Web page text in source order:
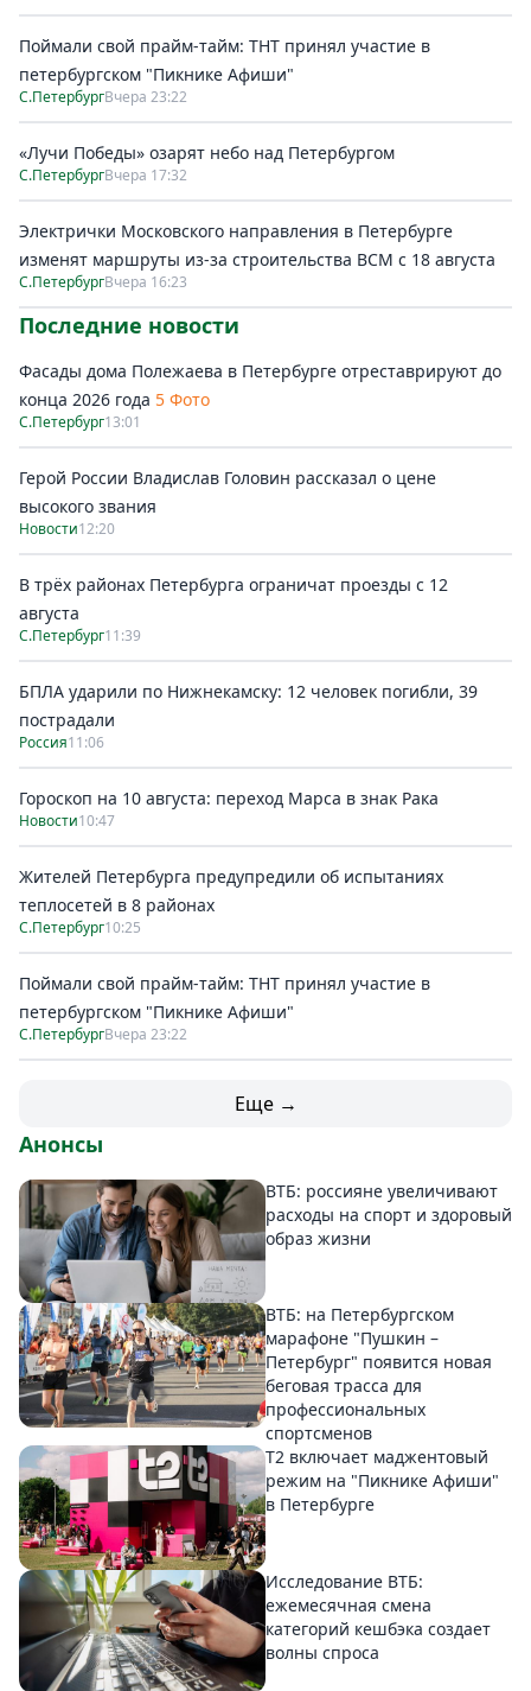
Поймали свой прайм-тайм: ТНТ принял участие в
петербургском "Пикнике Афиши"
С.ПетербургВчера 23:22
«Лучи Победы» озарят небо над Петербургом
С.ПетербургВчера 17:32
Электрички Московского направления в Петербурге
изменят маршруты из-за строительства ВСМ с 18 августа
С.ПетербургВчера 16:23
Последние новости
Фасады дома Полежаева в Петербурге отреставрируют до
конца 2026 года 5 Фото
С.Петербург13:01
Герой России Владислав Головин рассказал о цене
высокого звания
Новости12:20
В трёх районах Петербурга ограничат проезды с 12
августа
С.Петербург11:39
БПЛА ударили по Нижнекамску: 12 человек погибли, 39
пострадали
Россия11:06
Гороскоп на 10 августа: переход Марса в знак Рака
Новости10:47
Жителей Петербурга предупредили об испытаниях
теплосетей в 8 районах
С.Петербург10:25
Поймали свой прайм-тайм: ТНТ принял участие в
петербургском "Пикнике Афиши"
С.ПетербургВчера 23:22
Еще →
Анонсы
ВТБ: россияне увеличивают
расходы на спорт и здоровый
образ жизни
ВТБ: на Петербургском
марафоне "Пушкин –
Петербург" появится новая
беговая трасса для
профессиональных
спортсменов
Т2 включает маджентовый
режим на "Пикнике Афиши"
в Петербурге
Исследование ВТБ:
ежемесячная смена
категорий кешбэка создает
волны спроса